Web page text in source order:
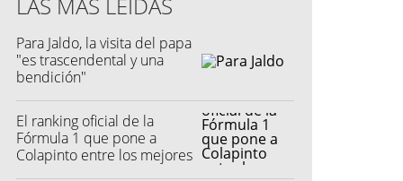
Para Jaldo, la visita del papa
"es trascendental y una
bendición"
El ranking oficial de la
Fórmula 1 que pone a
Colapinto entre los mejores